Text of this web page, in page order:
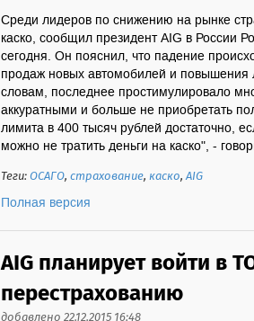
Среди лидеров по снижению на рынке
каско, сообщил президент AIG в России
сегодня. Он пояснил, что падение
продаж новых автомобилей и
словам, последнее простимулировало
аккуратными и больше не приобретать
лимита в 400 тысяч рублей достаточно,
можно не тратить деньги на каско", -
Теги:ОСАГО,страхование,каско,AIG
Полная версия
AIG планирует войти в
перестрахованию